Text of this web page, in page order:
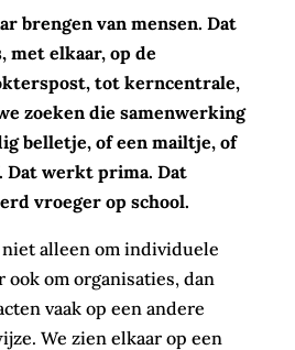
brengen van mensen. Dat
met elkaar, op de
tot kerncentrale,
zoeken die samenwerking
belletje, of een mailtje, of
Dat werkt prima. Dat
vroeger op school.
alleen om individuele
ook om organisaties, dan
vaak op een andere
We zien elkaar op een